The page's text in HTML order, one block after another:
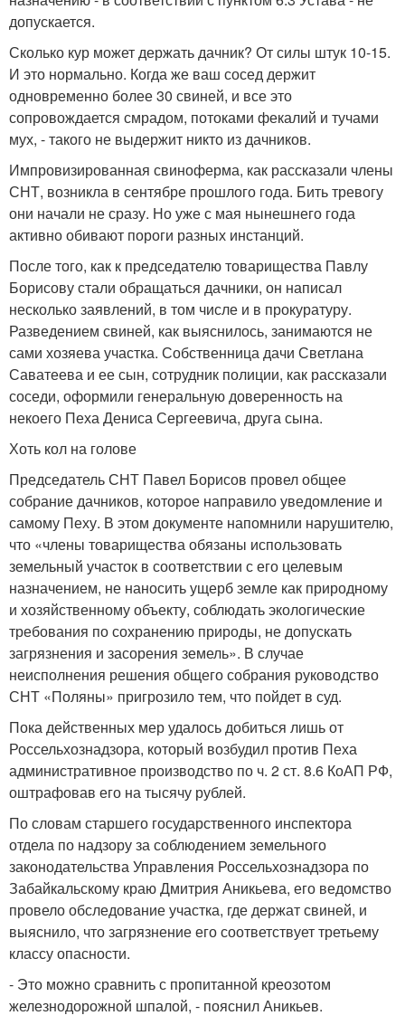
допускается.
Сколько кур может держать дачник? От силы штук 10-15.
И это нормально. Когда же ваш сосед держит
одновременно более 30 свиней, и все это
сопровождается смрадом, потоками фекалий и тучами
мух, - такого не выдержит никто из дачников.
Импровизированная свиноферма, как рассказали члены
СНТ, возникла в сентябре прошлого года. Бить тревогу
они начали не сразу. Но уже с мая нынешнего года
активно обивают пороги разных инстанций.
После того, как к председателю товарищества Павлу
Борисову стали обращаться дачники, он написал
несколько заявлений, в том числе и в прокуратуру.
Разведением свиней, как выяснилось, занимаются не
сами хозяева участка. Собственница дачи Светлана
Саватеева и ее сын, сотрудник полиции, как рассказали
соседи, оформили генеральную доверенность на
некоего Пеха Дениса Сергеевича, друга сына.
Хоть кол на голове
Председатель СНТ Павел Борисов провел общее
собрание дачников, которое направило уведомление и
самому Пеху. В этом документе напомнили нарушителю,
что «члены товарищества обязаны использовать
земельный участок в соответствии с его целевым
назначением, не наносить ущерб земле как природному
и хозяйственному объекту, соблюдать экологические
требования по сохранению природы, не допускать
загрязнения и засорения земель». В случае
неисполнения решения общего собрания руководство
СНТ «Поляны» пригрозило тем, что пойдет в суд.
Пока действенных мер удалось добиться лишь от
Россельхознадзора, который возбудил против Пеха
административное производство по ч. 2 ст. 8.6 КоАП РФ,
оштрафовав его на тысячу рублей.
По словам старшего государственного инспектора
отдела по надзору за соблюдением земельного
законодательства Управления Россельхознадзора по
Забайкальскому краю Дмитрия Аникьева, его ведомство
провело обследование участка, где держат свиней, и
выяснило, что загрязнение его соответствует третьему
классу опасности.
- Это можно сравнить с пропитанной креозотом
железнодорожной шпалой, - пояснил Аникьев.